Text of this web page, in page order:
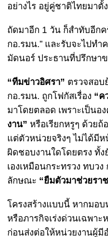
อย่างไร อยู่คู่ชาติไทยมาตั้
ถัดมาอีก 1 วัน ก็สำทับอีกค
กอ.รมน.” และรับจะไปทำ
มัดนอร์ ประธานที่ปรึกษา
“ทีมข่าวอิศรา” ตรวจสอบ
กอ.รมน. ถูกโฟกัสเรื่อง “ค
มาโดยตลอด เพราะเป็นอ
งาน” หรือเรียกหรูๆ ด้วยถ้
แต่ตัวหน่วยจริงๆ ไม่ได้มี
ผิดชอบงานใดโดยตรง ทั้ง
เองเหมือนกระทรวง ทบว
ลักษณะ “ยืมตัวมาช่วยรา
โครงสร้างแบบนี้ หากมอ
หรือภารกิจเร่งด่วนเฉพา
ก่อนส่งต่อให้หน่วยงานผู้มี